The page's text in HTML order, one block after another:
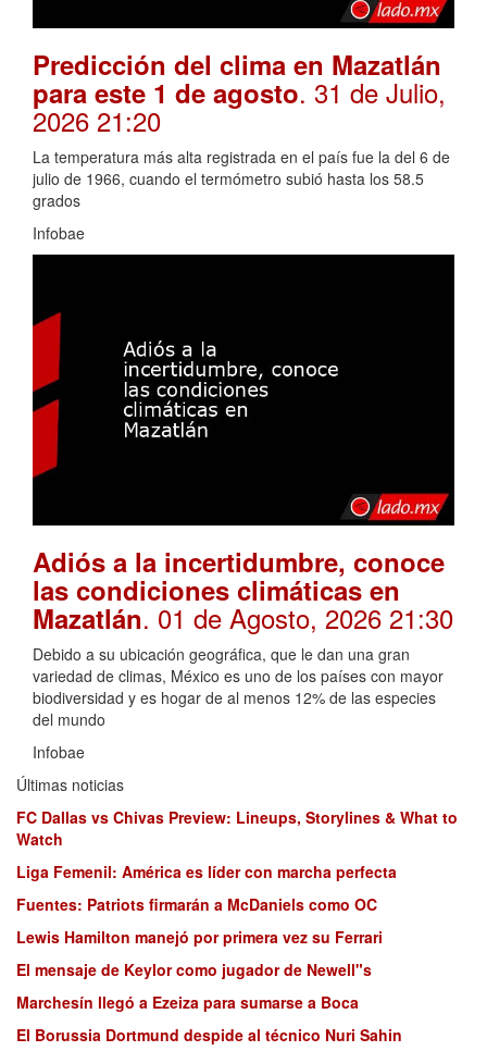
Predicción del clima en Mazatlán
para este 1 de agosto. 31 de Julio,
2026 21:20
La temperatura más alta registrada en el país fue la del 6 de
julio de 1966, cuando el termómetro subió hasta los 58.5
grados
Infobae
Adiós a la incertidumbre, conoce
las condiciones climáticas en
Mazatlán. 01 de Agosto, 2026 21:30
Debido a su ubicación geográfica, que le dan una gran
variedad de climas, México es uno de los países con mayor
biodiversidad y es hogar de al menos 12% de las especies
del mundo
Infobae
Últimas noticias
FC Dallas vs Chivas Preview: Lineups, Storylines & What to
Watch
Liga Femenil: América es líder con marcha perfecta
Fuentes: Patriots firmarán a McDaniels como OC
Lewis Hamilton manejó por primera vez su Ferrari
El mensaje de Keylor como jugador de Newell"s
Marchesín llegó a Ezeiza para sumarse a Boca
El Borussia Dortmund despide al técnico Nuri Sahin